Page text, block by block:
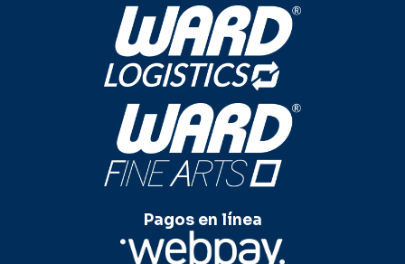
Pagos en línea